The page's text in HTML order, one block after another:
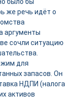
же речь идёт о
аргументы
сочли ситуацию
для
запасов. Он
НДПИ (налога
активов